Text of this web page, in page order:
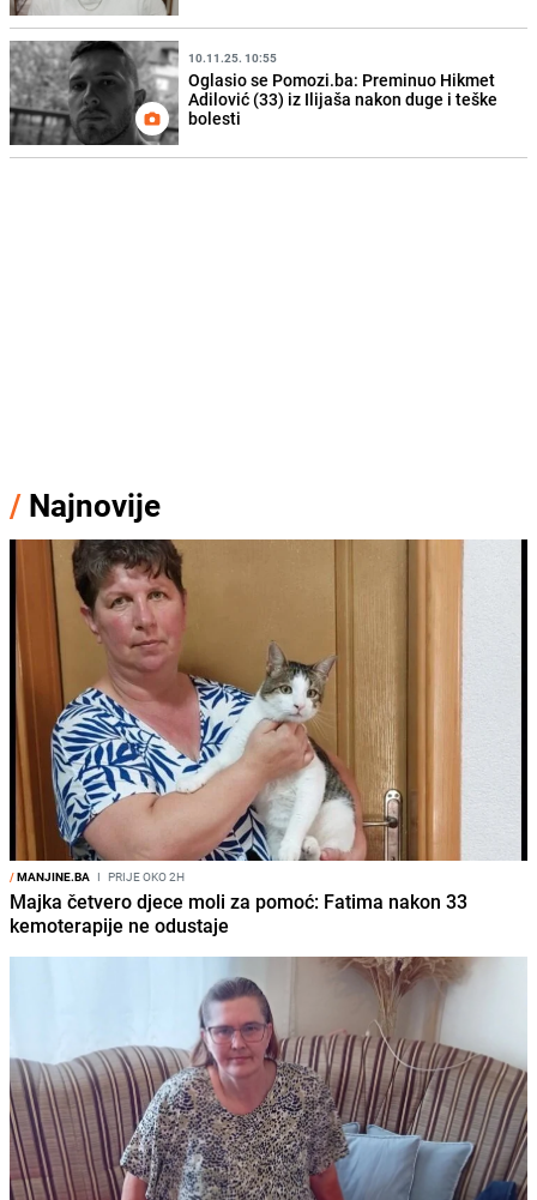
10.11.25. 10:55
Oglasio se Pomozi.ba: Preminuo Hikmet
Adilović (33) iz Ilijaša nakon duge i teške
bolesti
/ Najnovije
/MANJINE.BA I PRIJE OKO 2H
Majka četvero djece moli za pomoć: Fatima nakon 33
kemoterapije ne odustaje